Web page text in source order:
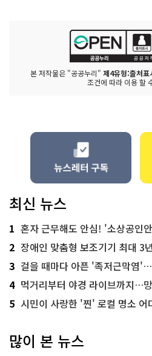
본 저작물은 "공공누리" 제4유형:출처표
조건에 따라 이용 할
최신 뉴스
1 혼자 근무해도 안심! '소상공인
2 장애인 맞춤형 보조기기 최대 3년
3 걸을 때마다 아픈 '족저근막염'…무작
4 먹거리부터 야경 라이브까지…
5 시민이 사랑한 '찐' 로컬 명소 어디
많이 본 뉴스